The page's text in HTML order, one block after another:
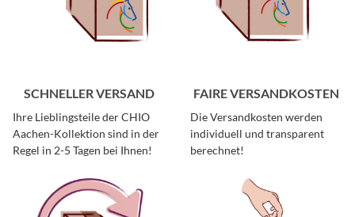
SCHNELLER VERSAND
Ihre Lieblingsteile der CHIO
Aachen-Kollektion sind in der
Regel in 2-5 Tagen bei Ihnen!
FAIRE VERSANDKOSTEN
Die Versandkosten werden
individuell und transparent
berechnet!